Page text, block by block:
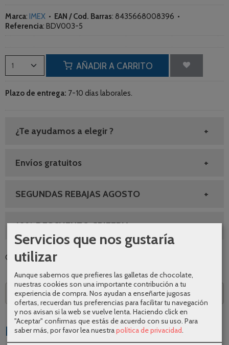
Marca: IMEX • EAN / Cod. Barras: 8435668008396 •
Referencia: BDV003-5
AÑADIR A CARRITO
Plazo de entrega: 7-10 días laborales.
¿Te ayudamos a elegir ?
Envíos gratuitos
SEGUNDAS REBAJAS AGOSTO
10% DESCUENTO GRIFERIA
Categoría:Grifería
Descripción
Productos Relacionados
Servicios que nos gustaría
utilizar
Aunque sabemos que prefieres las galletas de chocolate,
nuestras cookies son una importante contribución a tu
experiencia de compra. Nos ayudan a enseñarte jugosas
ofertas, recuerdan tus preferencias para facilitar tu navegación
y nos avisan si la web se vuelve lenta. Haciendo click en
"Aceptar" confirmas que estás de acuerdo con su uso. Para
saber más, por favor lea nuestrapolítica de privacidad